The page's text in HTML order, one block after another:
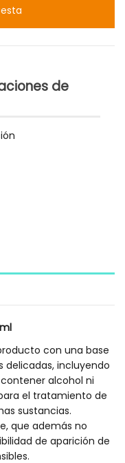
de
con una base
delicadas, incluyendo
alcohol ni
el tratamiento de
sustancias.
que además no
de aparición de